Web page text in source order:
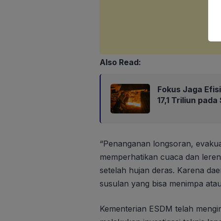
Also Read:
Fokus Jaga
17,1 Triliun
“Penanganan longsoran,
memperhatikan cuaca dan
setelah hujan deras. Karena
susulan yang bisa menimpa
Kementerian ESDM telah